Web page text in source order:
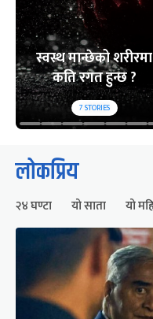
स्वस्थ मान्छेको शरीरमा
कति रगत हुन्छ ?
7STORIES
लोकप्रिय
२४ घण्टा यो साता यो